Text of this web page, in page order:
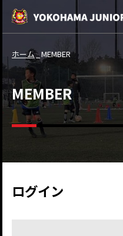
ホーム MEMBER
MEMBER
ログイン